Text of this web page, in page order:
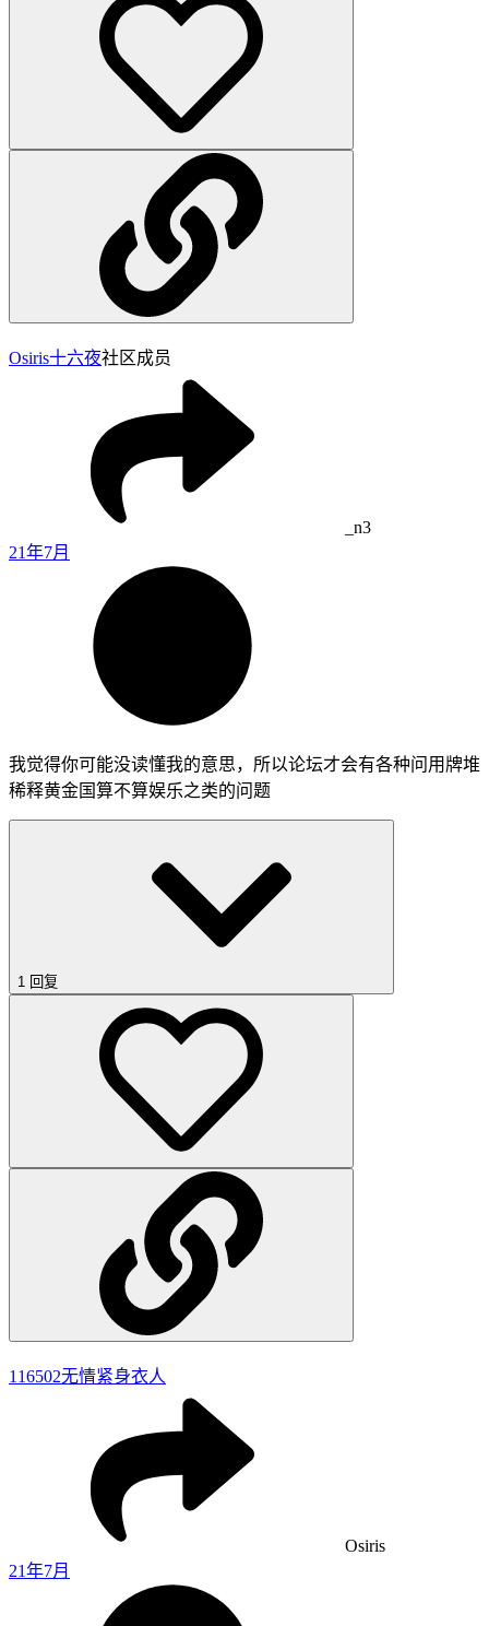
Osiris十六夜社区成员
_n3
21年7月
我觉得你可能没读懂我的意思，所以论坛才会有各种问用牌堆
稀释黄金国算不算娱乐之类的问题
1 回复
116502无情紧身衣人
Osiris
21年7月